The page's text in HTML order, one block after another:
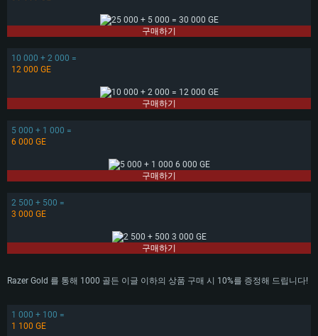
구매하기
10 000 + 2 000 =
12 000 GE
구매하기
5 000 + 1 000 =
6 000 GE
구매하기
2 500 + 500 =
3 000 GE
구매하기
Razer Gold 를 통해 1000 골든 이글 이하의 상품 구매 시 10%를 증정해 드립니다!
1 000 + 100 =
1 100 GE